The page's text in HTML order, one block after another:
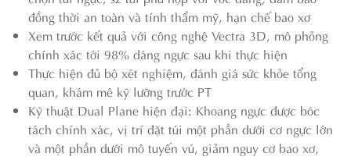
đồng thời an toàn và tính thẩm mỹ, hạn chế bao xơ
Xem trước kết quả với công nghệ Vectra 3D, mô phỏng
chính xác tới 98% dáng ngực sau khi thực hiện
Thực hiện đủ bộ xét nghiệm, đánh giá sức khỏe tổng
quan, khám mê kỹ lưỡng trước PT
Kỹ thuật Dual Plane hiện đại: Khoang ngực được bóc
tách chính xác, vị trí đặt túi một phần dưới cơ ngực lớn
và một phần dưới mô tuyến vú, giảm nguy cơ bao xơ,